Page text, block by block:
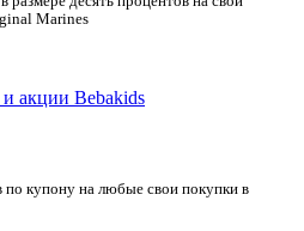
Marines
по купону на любые свои покупки в